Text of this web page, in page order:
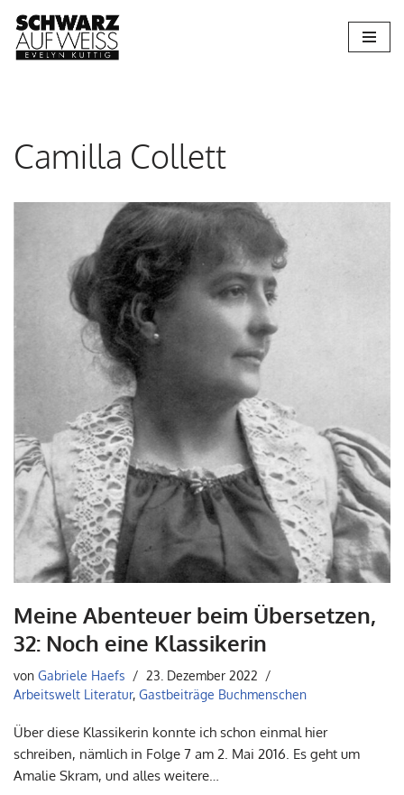
Zum
Camilla Collett
Meine Abenteuer beim Übersetzen,
32: Noch eine Klassikerin
von Gabriele Haefs
23. Dezember 2022
Arbeitswelt Literatur, Gastbeiträge Buchmenschen
Über diese Klassikerin konnte ich schon einmal hier
schreiben, nämlich in Folge 7 am 2. Mai 2016. Es geht um
Amalie Skram, und alles weitere…